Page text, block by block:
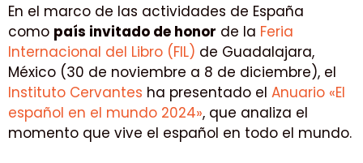
En el marco de las actividades de España
como país invitado de honor de la Feria
Internacional del Libro (FIL) de Guadalajara,
México (30 de noviembre a 8 de diciembre), el
Instituto Cervantes ha presentado el Anuario «El
español en el mundo 2024», que analiza el
momento que vive el español en todo el mundo.